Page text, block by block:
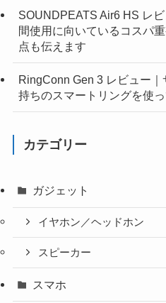
SOUNDPEATS Air6 HS レ
間使用に向いているコスパ
点も伝えます
RingConn Gen 3 レビュー
持ちのスマートリングを使っ
カテゴリー
ガジェット
イヤホン／ヘッドホン
スピーカー
スマホ